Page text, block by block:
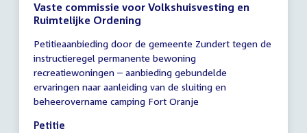
Vaste commissie voor Volkshuisvesting en
Ruimtelijke Ordening
vergadering
13:45
-
14:00
uur
Petitieaanbieding door de gemeente Zundert tegen de
instructieregel permanente bewoning
recreatiewoningen – aanbieding gebundelde
ervaringen naar aanleiding van de sluiting en
beheerovername camping Fort Oranje
Petitie